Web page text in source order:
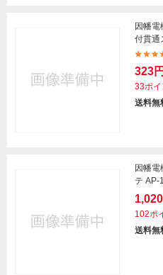
因幡
付貫通
323円
33ポイ
送料無
因幡
テ AP-
102ポ
送料無